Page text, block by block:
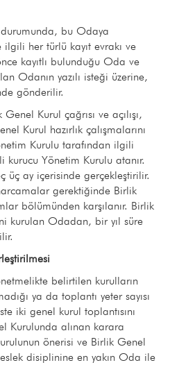
durumunda, bu Odaya
her türlü kayıt evrakı ve
kayıtlı bulunduğu Oda ve
Odanın yazılı isteği üzerine,
gönderilir.
Kurul çağrısı ve açılışı,
Kurul hazırlık çalışmalarını
Kurulu tarafından ilgili
kurucu Yönetim Kurulu atanır.
üç ay içerisinde gerçekleştirilir.
gerektiğinde Birlik
bölümünden karşılanır. Birlik
kurulan Odadan, bir yıl süre
belirtilen kurulların
ya da toplantı yeter sayısı
iki genel kurul toplantısını
Kurulunda alınan karara
önerisi ve Birlik Genel
disiplinine en yakın Oda ile